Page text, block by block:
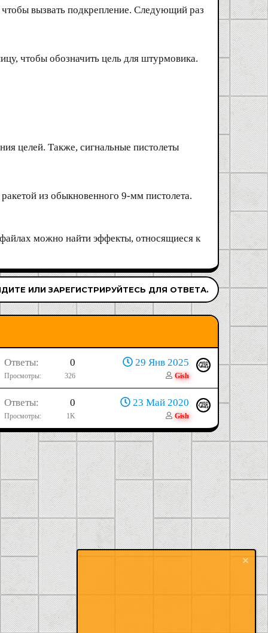
вызвать подкрепление. Следующий раз
чтобы обозначить цель для штурмовика.
целей. Также, сигнальные пистолеты
из обыкновенного 9-мм пистолета.
можно найти эффекты, относящиеся к
ИЛИ ЗАРЕГИСТРИРУЙТЕСЬ ДЛЯ ОТВЕТА.
Ответы 0
Просмотры 326
29 Янв 2025
Gish
Ответы 0
Просмотры 1K
23 Май 2020
Gish